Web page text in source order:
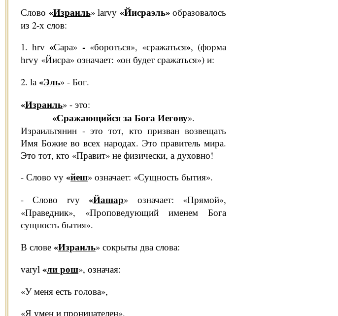
Слово «Израиль» larvy «Йисра­эль»образовалось
из 2-х слов:
1.hrv«Сара» -«бороться», «сра­жаться», (форма
hrvy «Йисра» озна­чает: «он будет сражаться») и:
2. la «Эль» - Бог.
«Израиль» - это:
«Сражающийся за Бога Иегову».
Израильтянин - это тот, кто призван возвещать
Имя Божие во всех народах. Это правитель мира.
Это тот, кто «Пра­вит» не физически, а духовно!
- Слово vy «йеш» означает: «Сущ­ность бытия».
- Слово
rvy«Йашар» означает: «Прямой»,
«Праведник», «Проповедую­щий именем Бога
сущность бытия».
В слове «Израиль» сокрыты два слова:
varyl «ли рош», означая:
«У меня есть голова»,
«Я умен и проницателен».